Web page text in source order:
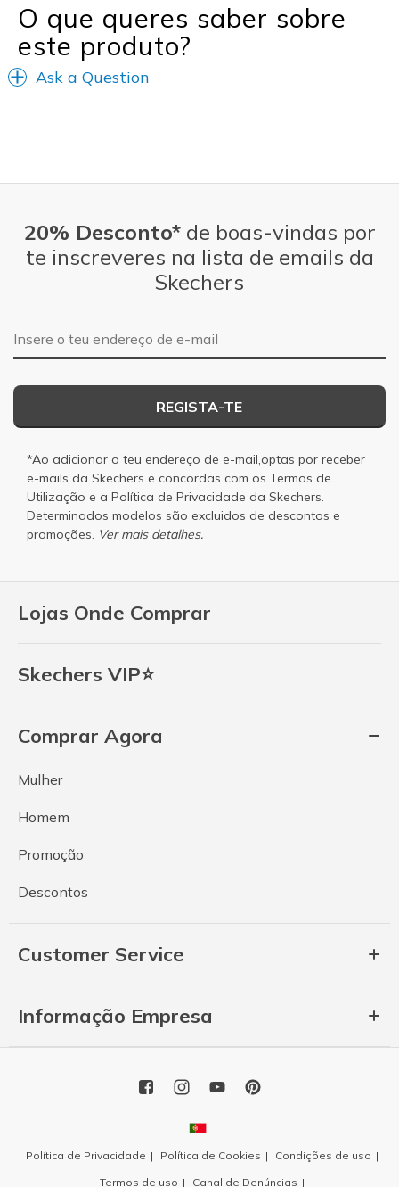
Special Occasions
Travel
O que queres saber sobre
este produto?
Ask a Question
Lojas Onde Comprar
Skechers VIP⭐
Comprar Agora
Mulher
Homem
Promoção
Descontos
Customer Service
Informação Empresa
20% Desconto*de boas-vindas por
te inscreveres na lista de emails da
Skechers
Endereço de e-mail
REGISTA-TE
*Ao adicionar o teu endereço de e-mail,optas por receber
e-mails da Skechers e concordas com os Termos de
Utilização e a Política de Privacidade da Skechers.
Determinados modelos são excluidos de descontos e
promoções. Ver mais detalhes.
Política de Privacidade Política de Cookies
Condições de uso
Termos de uso
Canal de Denúncias